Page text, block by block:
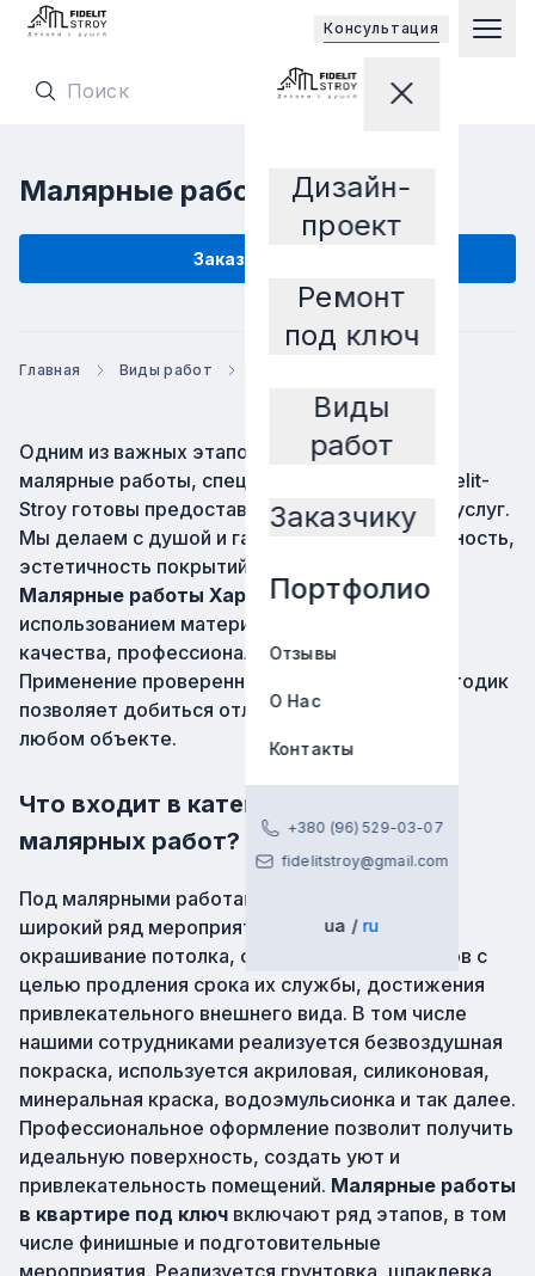
Перейти на главную страницу
Дизайн-
проект
Ремонт
под ключ
Виды
работ
Заказчику
Портфолио
Отзывы
О Нас
Контакты
Заказчику
+380 (96) 529-03-07
fidelitstroy@gmail.com
ua ru
Консультация
Малярные работы
заказать услугу
Главная Виды работ
Одним из важных этапов ремонта являются
малярные работы, специалисты компании Fidelit-
Stroy готовы предоставить полный перечень услуг.
Мы делаем с душой и гарантируем равномерность,
эстетичность покрытий, высокое качество.
Малярные работы Харьковвыполняются с
использованием материалов безупречного
качества, профессиональных инструментов.
Применение проверенных и современных методик
позволяет добиться отличных результатов на
любом объекте.
Что входит в категорию
малярных работ?
Под малярными работами подразумевается
широкий ряд мероприятий, в том числе
окрашивание потолка, стен, прочих элементов с
целью продления срока их службы, достижения
привлекательного внешнего вида. В том числе
нашими сотрудниками реализуется безвоздушная
покраска, используется акриловая, силиконовая,
минеральная краска, водоэмульсионка и так далее.
Профессиональное оформление позволит получить
идеальную поверхность, создать уют и
привлекательность помещений. Малярные работы
в квартире под ключ включают ряд этапов, в том
числе финишные и подготовительные
мероприятия. Реализуется грунтовка, шпаклевка,